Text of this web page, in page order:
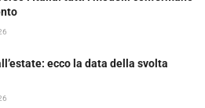
ecco la data della svolta